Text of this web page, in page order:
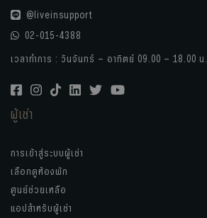
@liveinsupport
02-015-4388
เวลาทำการ : วันจันทร์ – อาทิตย์ 09.00 – 18.00 น.
ผู้เช่า
การเข้าสู่ระบบผู้เช่า
เลือกดูห้องพัก
ศูนย์ช่วยเหลือ
แอปสำหรับผู้เช่า